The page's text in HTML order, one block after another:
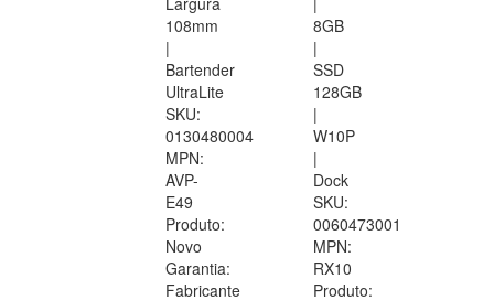
108mm
|
Bartender
UltraLite
SKU:
0130480004
MPN:
AVP-
E49
Produto:
Novo
Garantia:
Fabricante
8GB
|
SSD
128GB
|
W10P
|
Dock
SKU:
0060473001
MPN:
RX10
Produto: